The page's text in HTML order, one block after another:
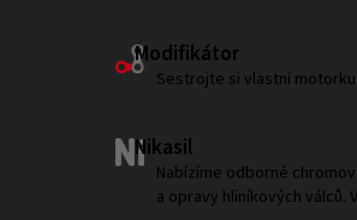
Modifikátor
Sestrojte si vlastní motorku
Nikasil
Nabízíme odborné
a opravy hliníkových válců.